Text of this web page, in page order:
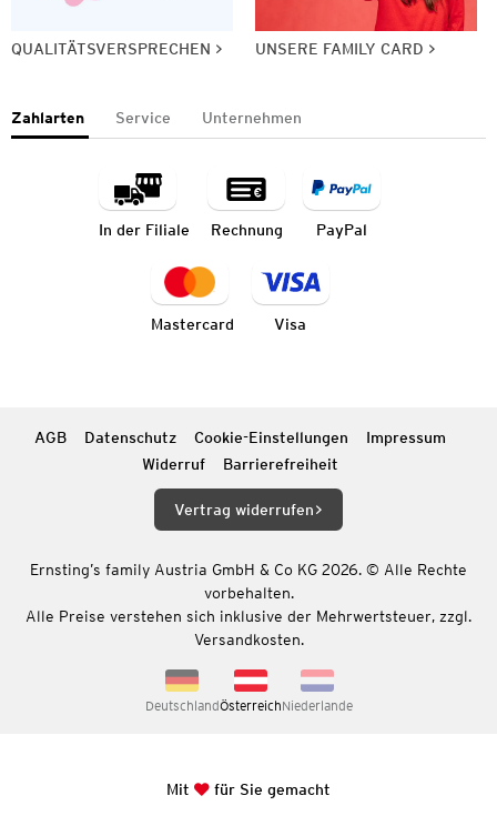
QUALITÄTSVERSPRECHEN UNSERE FAMILY CARD
Zahlarten Service Unternehmen
In der Filiale Rechnung PayPal
Mastercard Visa
AGB Datenschutz Cookie-Einstellungen
Impressum
Widerruf
Barrierefreiheit
Vertrag widerrufen
Ernsting’s family Austria GmbH & Co KG 2026. © Alle Rechte
vorbehalten.
Alle Preise verstehen sich inklusive der Mehrwertsteuer, zzgl.
Versandkosten.
DeutschlandÖsterreichNiederlande
Mit für Sie gemacht